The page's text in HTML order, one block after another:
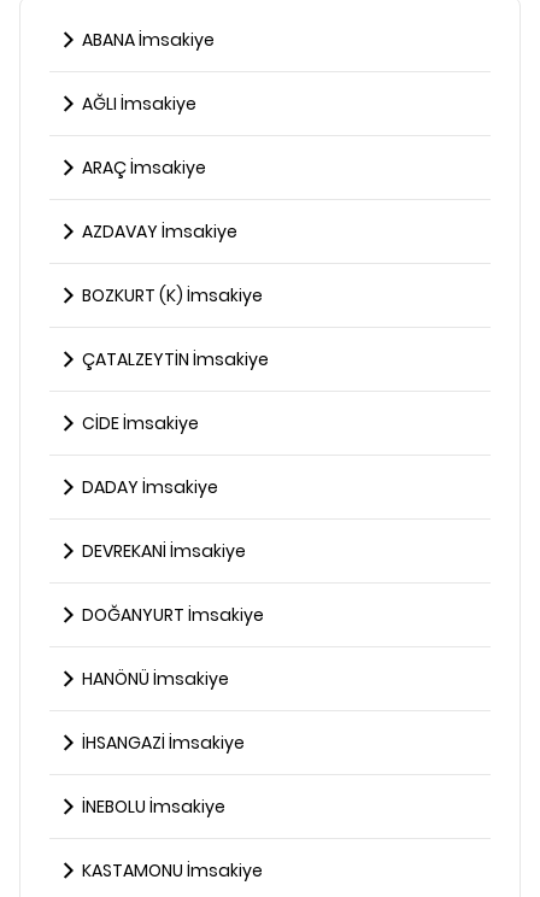
ABANA İmsakiye
AĞLI İmsakiye
ARAÇ İmsakiye
AZDAVAY İmsakiye
BOZKURT (K) İmsakiye
ÇATALZEYTİN İmsakiye
CİDE İmsakiye
DADAY İmsakiye
DEVREKANİ İmsakiye
DOĞANYURT İmsakiye
HANÖNÜ İmsakiye
İHSANGAZİ İmsakiye
İNEBOLU İmsakiye
KASTAMONU İmsakiye